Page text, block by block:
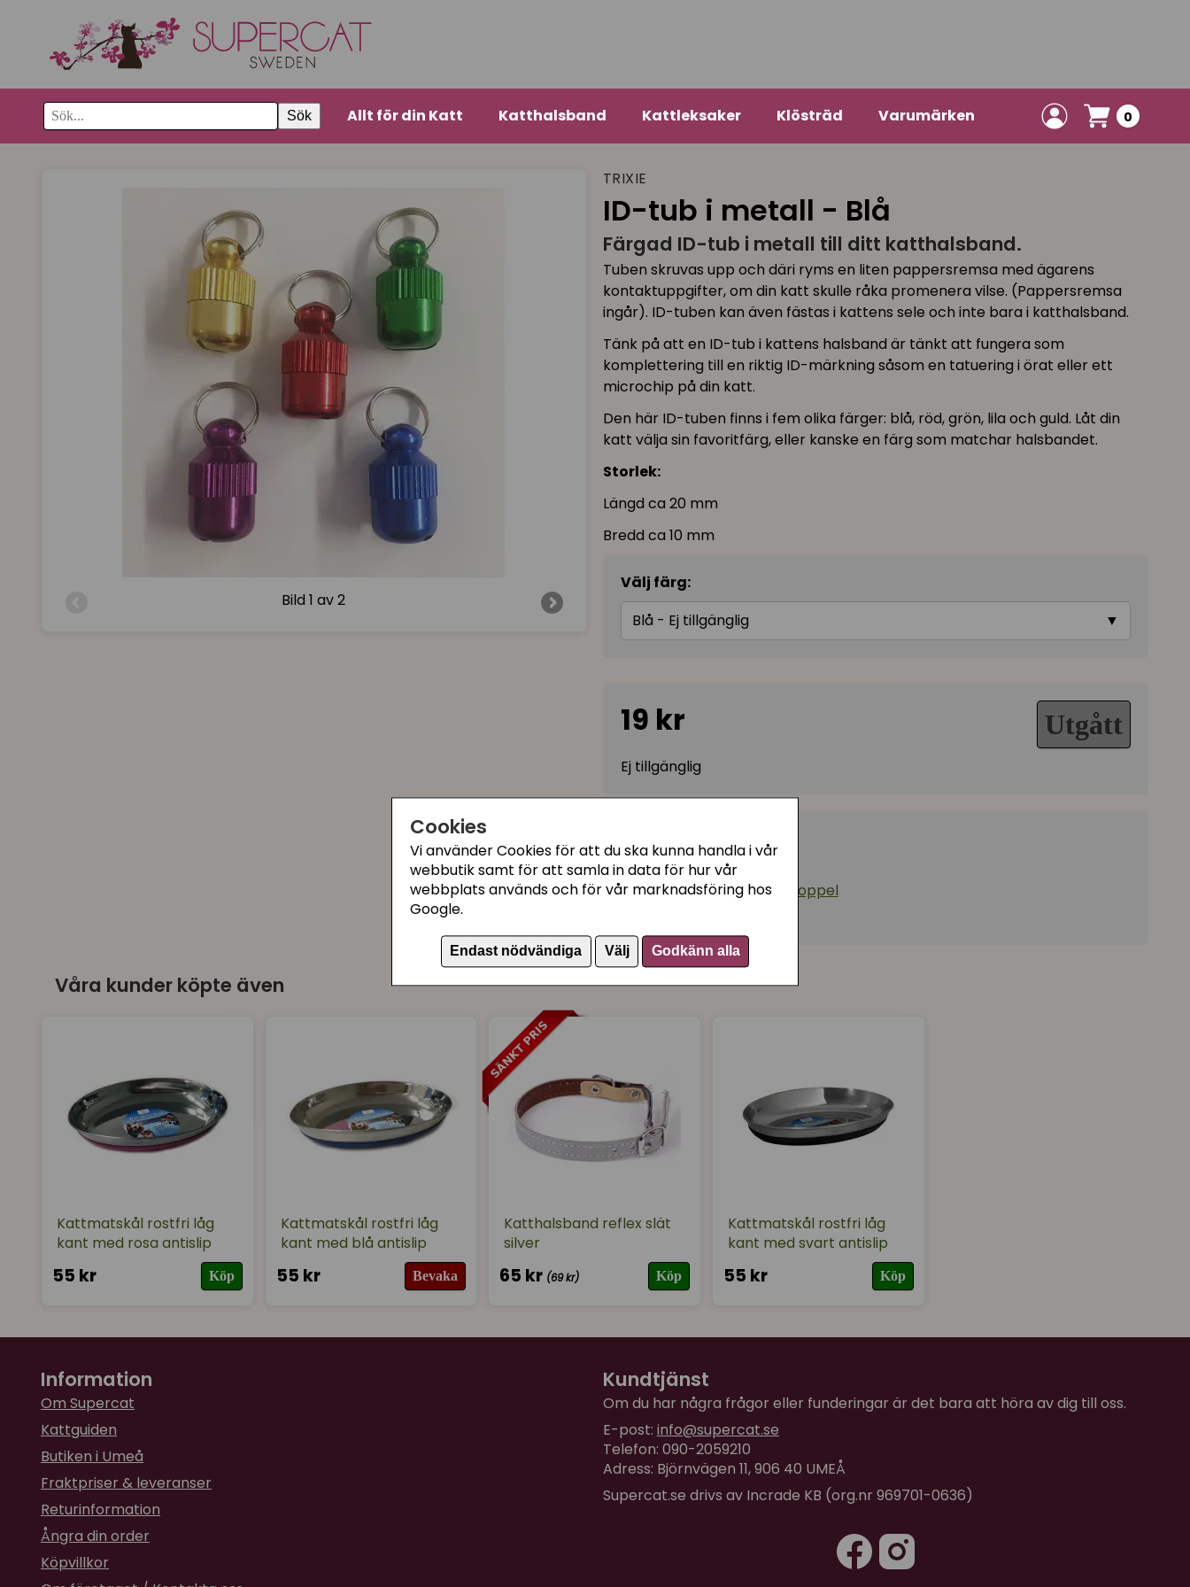
Cookies
Vi använder Cookies för att du ska kunna handla i vår
webbutik samt för att samla in data för hur vår
webbplats används och för vår marknadsföring hos
Google.
Endast nödvändiga Välj Godkänn alla
Sök Allt för din Katt Katthalsband Kattleksaker Klösträd Varumärken 0
Bild1 av 2
TRIXIE
ID-tub i metall - Blå
Färgad ID-tub i metall till ditt katthalsband.
Tuben skruvas upp och däri ryms en liten pappersremsa med ägarens
kontaktuppgifter, om din katt skulle råka promenera vilse. (Pappersremsa
ingår). ID-tuben kan även fästas i kattens sele och inte bara i katthalsband.
Tänk på att en ID-tub i kattens halsband är tänkt att fungera som
komplettering till en riktig ID-märkning såsom en tatuering i örat eller ett
microchip på din katt.
Den här ID-tuben finns i fem olika färger: blå, röd, grön, lila och guld. Låt din
katt välja sin favoritfärg, eller kanske en färg som matchar halsbandet.
Storlek:
Längd ca 20 mm
Bredd ca 10 mm
Välj färg:
Blå - Ej tillgänglig
▼
19 kr Utgått
Ej tillgänglig
Katthalsband
Katthalsband, selar och koppel
Våra kunder köpte även
Kattmatskål rostfri låg
kant med rosa antislip
55 kr Köp
Kattmatskål rostfri låg
kant med blå antislip
55 kr Bevaka
Katthalsband reflex slät
silver
65 kr (69 kr) Köp
Kattmatskål rostfri låg
kant med svart antislip
55 kr Köp
Information
Om Supercat
Kattguiden
Butiken i Umeå
Fraktpriser & leveranser
Returinformation
Ångra din order
Köpvillkor
Kundtjänst
Om du har några frågor eller funderingar är det bara att höra av dig till oss.
E-post: info@supercat.se
Telefon: 090-2059210
Adress: Björnvägen 11, 906 40 UMEÅ
Supercat.se drivs av Incrade KB (org.nr 969701-0636)